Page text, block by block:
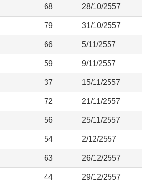
68 28/10/2557
79 31/10/2557
66 5/11/2557
59 9/11/2557
37 15/11/2557
72 21/11/2557
56 25/11/2557
54 2/12/2557
63 26/12/2557
44 29/12/2557